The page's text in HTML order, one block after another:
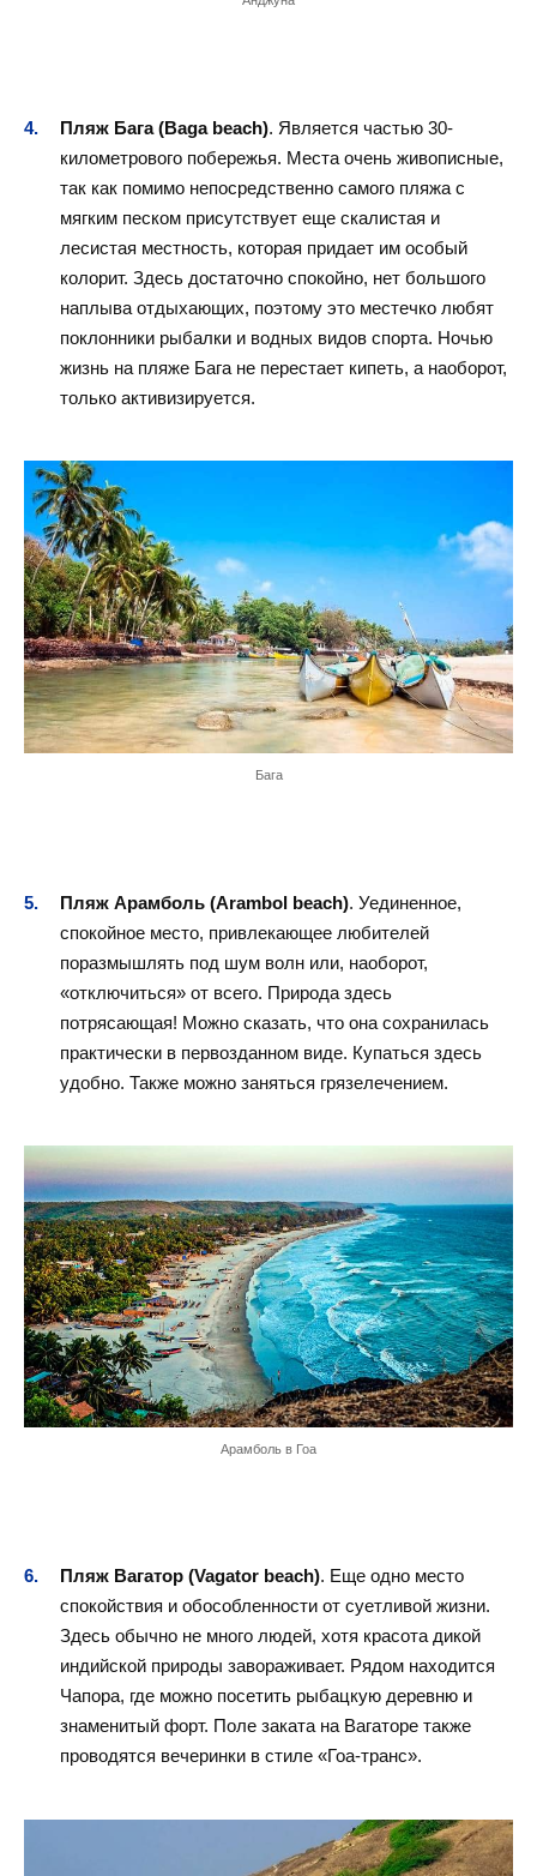
Пляж Бага (Baga beach). Является частью 30-
километрового побережья. Места очень живописные,
так как помимо непосредственно самого пляжа с
мягким песком присутствует еще скалистая и
лесистая местность, которая придает им особый
колорит. Здесь достаточно спокойно, нет большого
наплыва отдыхающих, поэтому это местечко любят
поклонники рыбалки и водных видов спорта. Ночью
жизнь на пляже Бага не перестает кипеть, а наоборот,
только активизируется.
Бага
Пляж Арамболь (Arambol beach). Уединенное,
спокойное место, привлекающее любителей
поразмышлять под шум волн или, наоборот,
«отключиться» от всего. Природа здесь
потрясающая! Можно сказать, что она сохранилась
практически в первозданном виде. Купаться здесь
удобно. Также можно заняться грязелечением.
Арамболь в Гоа
Пляж Вагатор (Vagator beach). Еще одно место
спокойствия и обособленности от суетливой жизни.
Здесь обычно не много людей, хотя красота дикой
индийской природы завораживает. Рядом находится
Чапора, где можно посетить рыбацкую деревню и
знаменитый форт. Поле заката на Вагаторе также
проводятся вечеринки в стиле «Гоа-транс».